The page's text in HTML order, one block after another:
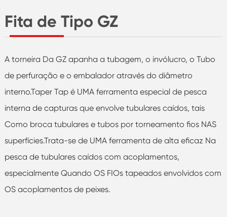
Fita de Tipo GZ
A torneira Da GZ apanha a tubagem, o invólucro, o Tubo
de perfuração e o embalador através do diâmetro
interno.Taper Tap é UMA ferramenta especial de pesca
interna de capturas que envolve tubulares caídos, tais
Como broca tubulares e tubos por torneamento fios NAS
superfícies.Trata-se de UMA ferramenta de alta eficaz Na
pesca de tubulares caídos com acoplamentos,
especialmente Quando OS FIOs tapeados envolvidos com
OS acoplamentos de peixes.